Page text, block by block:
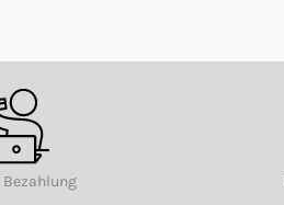
Bezahlung